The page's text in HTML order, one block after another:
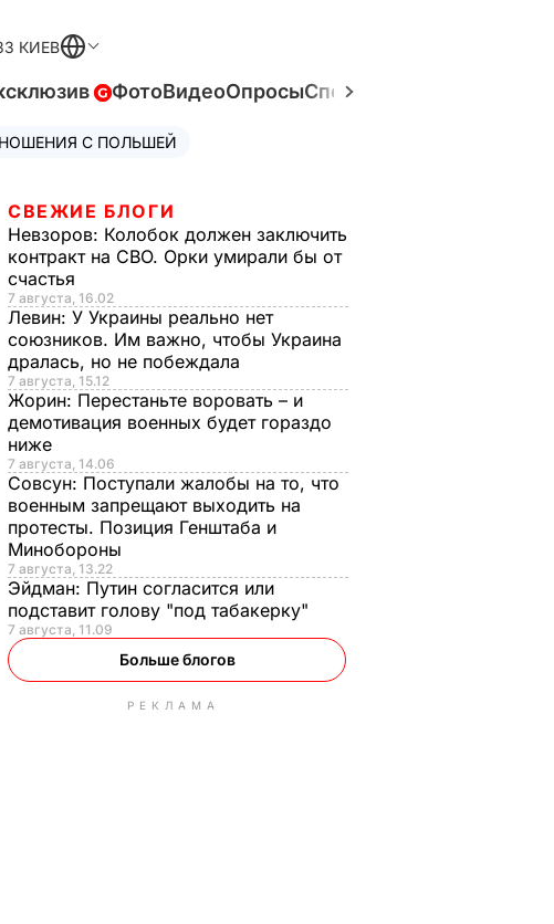
КИЕВ
ФотоВидеоОпросыСпецпроекты
С ПОЛЬШЕЙ
СВЕЖИЕ БЛОГИ
Невзоров: Колобок должен заключить
контракт на СВО. Орки умирали бы от
счастья
7 августа, 16.02
Левин: У Украины реально нет
союзников. Им важно, чтобы Украина
дралась, но не побеждала
7 августа, 15.12
Жорин: Перестаньте воровать – и
демотивация военных будет гораздо
ниже
7 августа, 14.06
Совсун: Поступали жалобы на то, что
военным запрещают выходить на
протесты. Позиция Генштаба и
Минобороны
7 августа, 13.22
Эйдман: Путин согласится или
подставит голову "под табакерку"
7 августа, 11.09
Больше блогов
РЕКЛАМА